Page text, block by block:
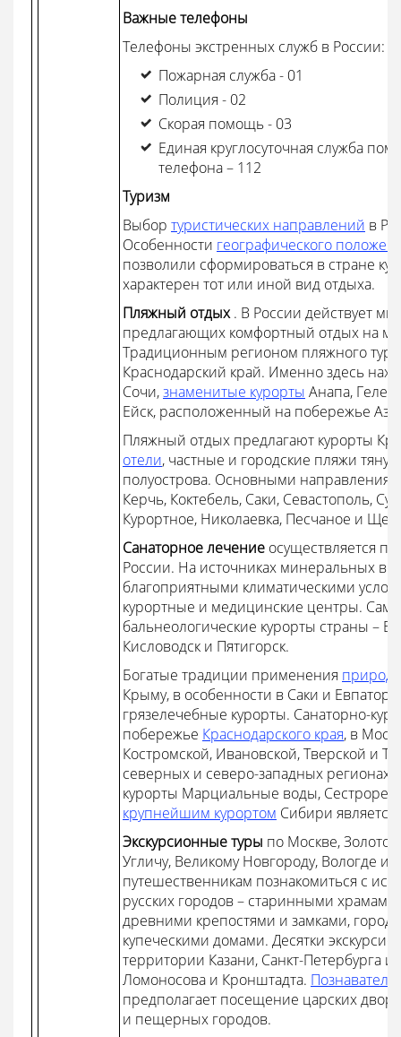
Важные телефоны
Телефоны экстренных служб в России:
Пожарная служба - 01
Полиция - 02
Скорая помощь - 03
Единая круглосуточная служба
телефона – 112
Туризм
Выбор туристических направлений в
Особенности географического
позволили сформироваться в стране
характерен тот или иной вид отдыха.
Пляжный отдых. В России действует
предлагающих комфортный отдых на
Традиционным регионом пляжного
Краснодарский край. Именно здесь
Сочи,знаменитые курорты Анапа,
Ейск, расположенный на побережье
Пляжный отдых предлагают курорты
отели, частные и городские пляжи
полуострова. Основными
Керчь, Коктебель, Саки, Севастополь,
Курортное, Николаевка, Песчаное и
Санаторное лечение осуществляется
России. На источниках минеральных
благоприятными климатическими
курортные и медицинские центры.
бальнеологические курорты страны –
Кисловодск и Пятигорск.
Богатые традиции применения
Крыму, в особенности в Саки и
грязелечебные курорты. Санаторно-
побережье Краснодарского края, в
Костромской, Ивановской, Тверской и
северных и северо-западных регионах
курорты Марциальные воды,
крупнейшим курортом Сибири является
Экскурсионные туры по Москве,
Угличу, Великому Новгороду, Вологде
путешественникам познакомиться с
русских городов – старинными
древними крепостями и замками,
купеческими домами. Десятки
территории Казани, Санкт-Петербурга и
Ломоносова и Кронштадта.
предполагает посещение царских
и пещерных городов.